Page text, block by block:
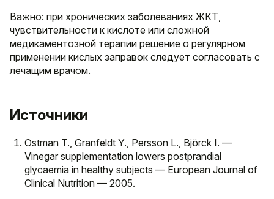
Важно: при хронических заболеваниях ЖКТ,
чувствительности к кислоте или сложной
медикаментозной терапии решение о регулярном
применении кислых заправок следует согласовать с
лечащим врачом.
Источники
Ostman T., Granfeldt Y., Persson L., Björck I. —
Vinegar supplementation lowers postprandial
glycaemia in healthy subjects — European Journal of
Clinical Nutrition — 2005.